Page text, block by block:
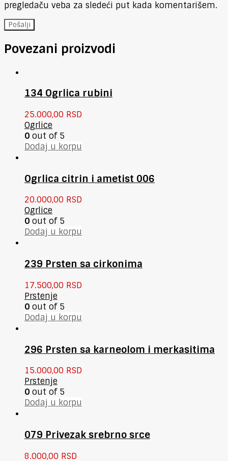
pregledaču veba za sledeći put kada komentarišem.
Povezani proizvodi
134 Ogrlica rubini
25.000,00 RSD
Ogrlice
0 out of 5
Dodaj u korpu
Ogrlica citrin i ametist 006
20.000,00 RSD
Ogrlice
0 out of 5
Dodaj u korpu
239 Prsten sa cirkonima
17.500,00 RSD
Prstenje
0 out of 5
Dodaj u korpu
296 Prsten sa karneolom i merkasitima
15.000,00 RSD
Prstenje
0 out of 5
Dodaj u korpu
079 Privezak srebrno srce
8.000,00 RSD